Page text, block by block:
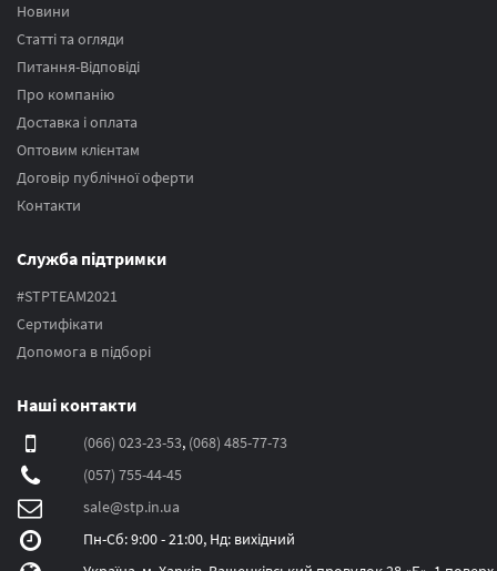
Новини
Статті та огляди
Питання-Відповіді
Про компанію
Доставка і оплата
Оптовим клієнтам
Договір публічної оферти
Контакти
Служба підтримки
#STPTEAM2021
Сертифікати
Допомога в підборі
Наші контакти
(066) 023-23-53, (068) 485-77-73
(057) 755-44-45
sale@stp.in.ua
Пн-Сб: 9:00 - 21:00, Нд: вихідний